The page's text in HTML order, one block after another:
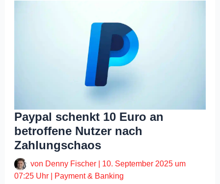
Paypal schenkt 10 Euro an
betroffene Nutzer nach
Zahlungschaos
von Denny Fischer
10. September 2025 um
07:25 Uhr
Payment & Banking